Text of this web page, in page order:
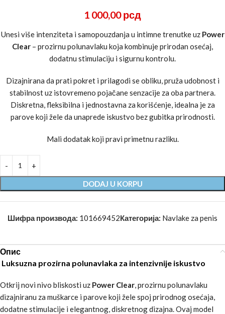
1 000,00рсд
Unesi više intenziteta i samopouzdanja u intimne trenutke uz Power
Clear – prozirnu polunavlaku koja kombinuje prirodan osećaj,
dodatnu stimulaciju i sigurnu kontrolu.
Dizajnirana da prati pokret i prilagodi se obliku, pruža udobnost i
stabilnost uz istovremeno pojačane senzacije za oba partnera.
Diskretna, fleksibilna i jednostavna za korišćenje, idealna je za
parove koji žele da unaprede iskustvo bez gubitka prirodnosti.
Mali dodatak koji pravi primetnu razliku.
DODAJ U KORPU
Шифра производа: 101669452Категорија: Navlake za penis
Опис
Luksuzna prozirna polunavlaka za intenzivnije iskustvo
Otkrij novi nivo bliskosti uz Power Clear, prozirnu polunavlaku
dizajniranu za muškarce i parove koji žele spoj prirodnog osećaja,
dodatne stimulacije i elegantnog, diskretnog dizajna. Ovaj model